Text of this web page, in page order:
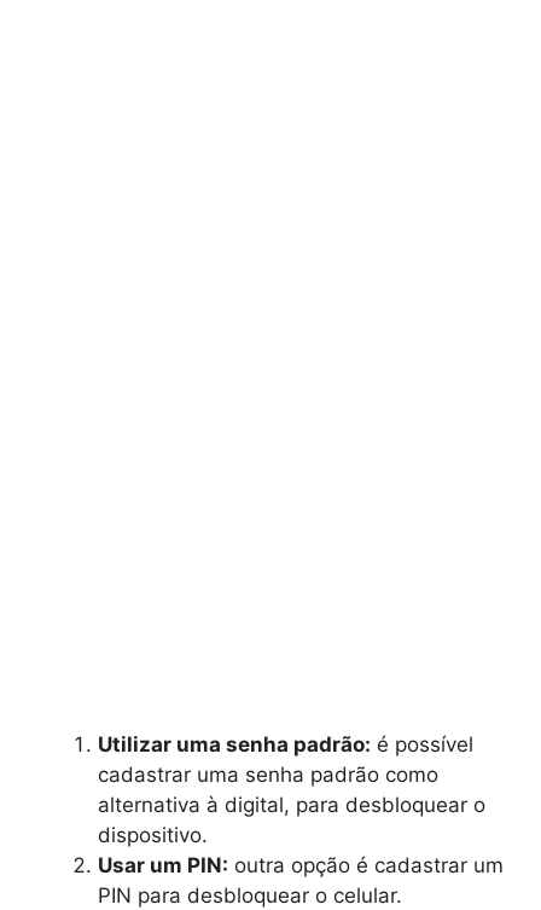
Utilizar uma senha padrão: é possível
cadastrar uma senha padrão como
alternativa à digital, para desbloquear o
dispositivo.
Usar um PIN: outra opção é cadastrar um
PIN para desbloquear o celular.